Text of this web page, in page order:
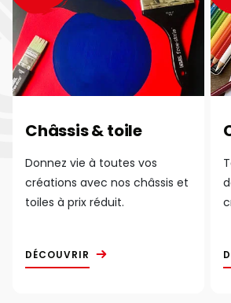
Châssis & toile
Donnez vie à toutes vos
créations avec nos châssis et
toiles à prix réduit.
DÉCOUVRIR